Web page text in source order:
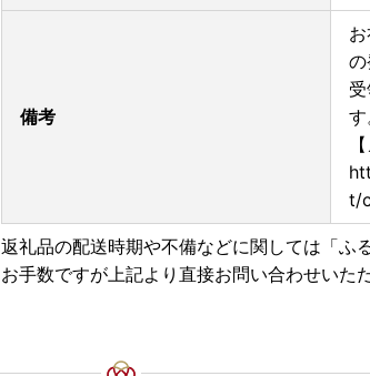
備考
t/
返礼品の配送時期や不備などに関しては「ふ
お手数ですが上記より直接お問い合わせいた